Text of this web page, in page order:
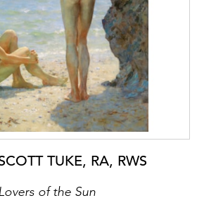
TUKE, RA, RWS
of the Sun